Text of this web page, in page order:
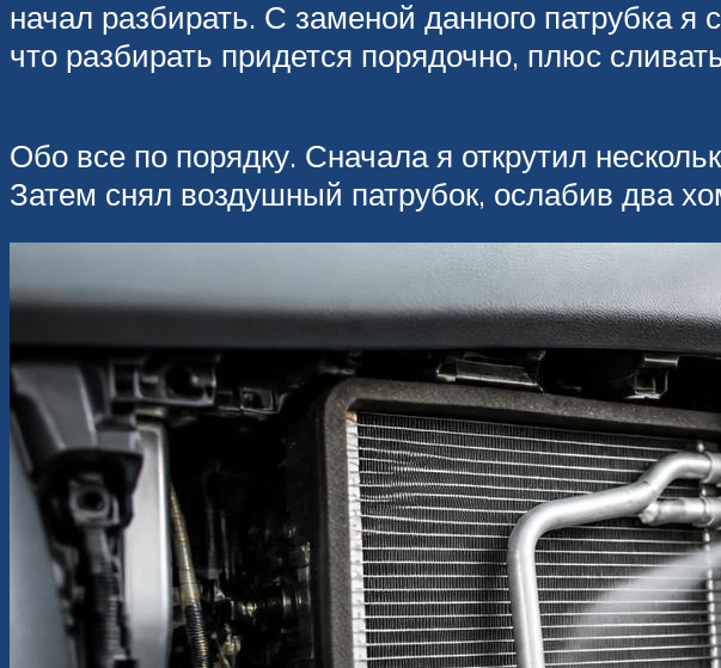
начал разбирать. С заменой данного патрубка я
что разбирать придется порядочно, плюс
Обо все по порядку. Сначала я открутил
Затем снял воздушный патрубок, ослабив два